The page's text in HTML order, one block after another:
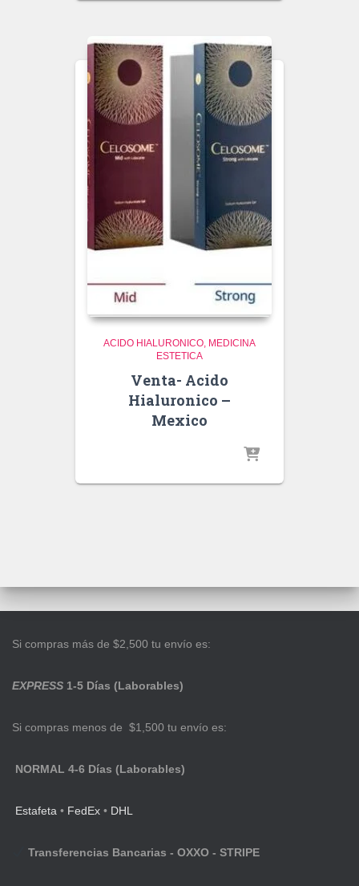
ACIDO HIALURONICO MEDICINA
ESTETICA
Venta- Acido
Hialuronico –
Mexico
Si compras más de $2,500 tu envío es:
EXPRESS 1-5 Días (Laborables)
Si compras menos de $1,500 tu envío es:
NORMAL 4-6 Días (Laborables)
Estafeta • FedEx • DHL
Transferencias Bancarias - OXXO - STRIPE